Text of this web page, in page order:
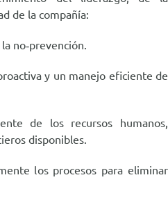
de la compañía:
no‐prevención.
y un manejo eficiente de
de los recursos humanos,
disponibles.
los procesos para eliminar